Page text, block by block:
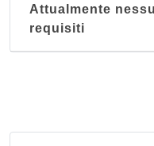
Attualmente
requisiti